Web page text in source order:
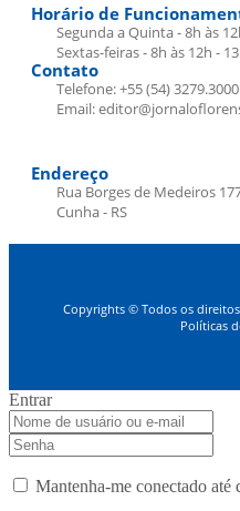
Horário de
Segunda a Quinta - 8h às
Sextas-feiras - 8h às 12h -
Contato
Telefone: +55 (54) 3279.3000
Email:
Endereço
Rua Borges de Medeiros
Cunha - RS
Copyrights © Todos os
Políticas
Entrar
Mantenha-me conectado até